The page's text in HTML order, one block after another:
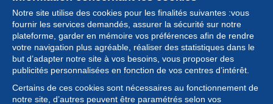
Notre site utilise des cookies pour les finalités suivantes :vous
fournir les services demandés, assurer la sécurité sur notre
plateforme, garder en mémoire vos préférences afin de rendre
votre navigation plus agréable, réaliser des statistiques dans le
but d’adapter notre site à vos besoins, vous proposer des
publicités personnalisées en fonction de vos centres d’intérêt.
Certains de ces cookies sont nécessaires au fonctionnement de
notre site, d’autres peuvent être paramétrés selon vos
Collection
Actualités